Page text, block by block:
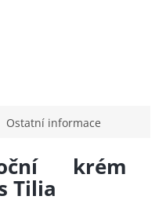
Ostatní informace
krém
Tilia